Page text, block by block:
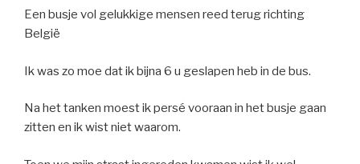
Een busje vol gelukkige mensen reed terug richting
België
Ik was zo moe dat ik bijna 6 u geslapen heb in de bus.
Na het tanken moest ik persé vooraan in het busje gaan
zitten en ik wist niet waarom.